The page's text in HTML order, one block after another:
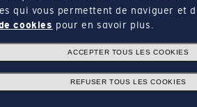
qui vous permettent de naviguer et
cookies pour en savoir plus.
ACCEPTER TOUS LES COOKIES
REFUSER TOUS LES COOKIES